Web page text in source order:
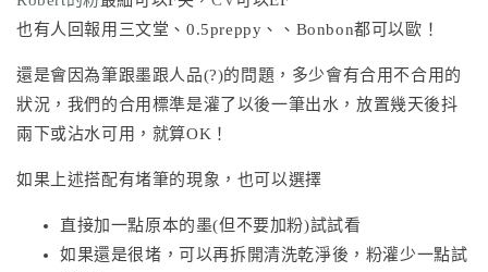
也有人回報用三文堂、0.5preppy、、Bonbon都可以歐！
還是會因為筆跟墨跟人品(?)的問題，多少會有合用不合用的
狀況，我們的合用標準是灌了以後一筆出水，放置幾天後抖
兩下或沾水可用，就算OK！
如果上述搭配有堵筆的現象，也可以選擇
直接加一點原本的墨(但不要加粉)試試看
如果還是很堵，可以再拆開清洗乾淨後，粉灌少一點試